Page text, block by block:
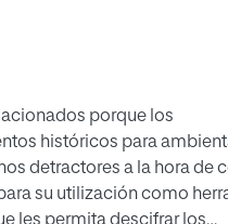
porque los
históricos para
detractores a la hora de
su utilización como